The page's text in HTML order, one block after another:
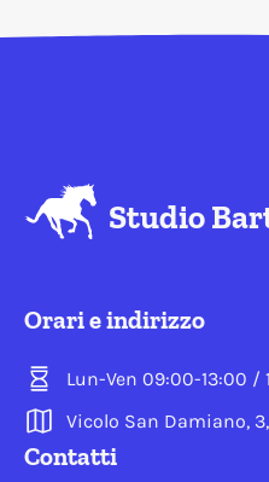
Studio
Orari e indirizzo
Lun-Ven 09:00-13:00 /
Vicolo San Damiano,
Contatti